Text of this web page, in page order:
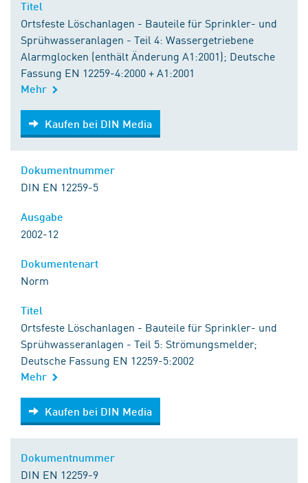
Ortsfeste Löschanlagen - Bauteile für Sprinkler- und
Sprühwasseranlagen - Teil 4: Wassergetriebene
Alarmglocken (enthält Änderung A1:2001); Deutsche
Fassung EN 12259-4:2000 + A1:2001
Mehr
Kaufen bei DIN Media
Kaufen bei DIN Media
DIN EN 12259-5
2002-12
Norm
Ortsfeste Löschanlagen - Bauteile für Sprinkler- und
Sprühwasseranlagen - Teil 5: Strömungsmelder;
Deutsche Fassung EN 12259-5:2002
Mehr
Kaufen bei DIN Media
Kaufen bei DIN Media
DIN EN 12259-9